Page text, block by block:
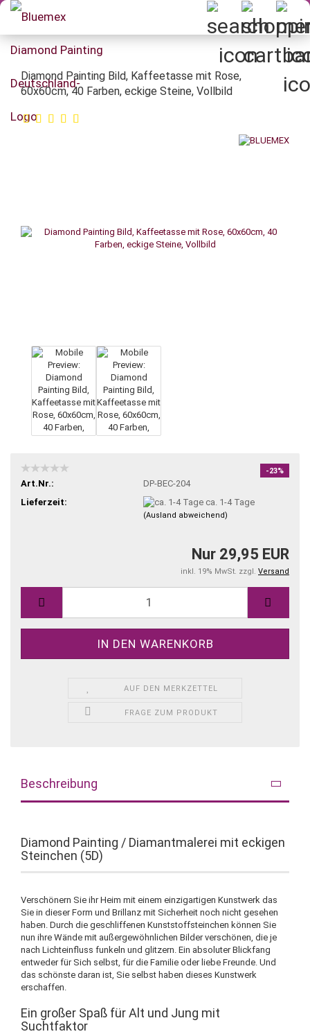
Diamond Painting Bild, Kaffeetasse mit Rose,
60x60cm, 40 Farben, eckige Steine, Vollbild
-23%
Art.Nr.:
DP-BEC-204
Lieferzeit:
ca. 1-4 Tage
(Ausland abweichend)
Nur 29,95 EUR
inkl. 19% MwSt. zzgl. Versand
AUF DEN MERKZETTEL
FRAGE ZUM PRODUKT
Beschreibung
Diamond Painting / Diamantmalerei mit eckigen
Steinchen (5D)
Verschönern Sie ihr Heim mit einem einzigartigen Kunstwerk das
Sie in dieser Form und Brillanz mit Sicherheit noch nicht gesehen
haben. Durch die geschliffenen Kunststoffsteinchen können Sie
nun ihre Wände mit außergewöhnlichen Bilder verschönen, die je
nach Lichteinfluss funkeln und glitzern. Ein absoluter Blickfang
entweder für Sich selbst, für die Familie oder liebe Freunde. Und
das schönste daran ist, Sie selbst haben dieses Kunstwerk
erschaffen.
Ein großer Spaß für Alt und Jung mit
Suchtfaktor